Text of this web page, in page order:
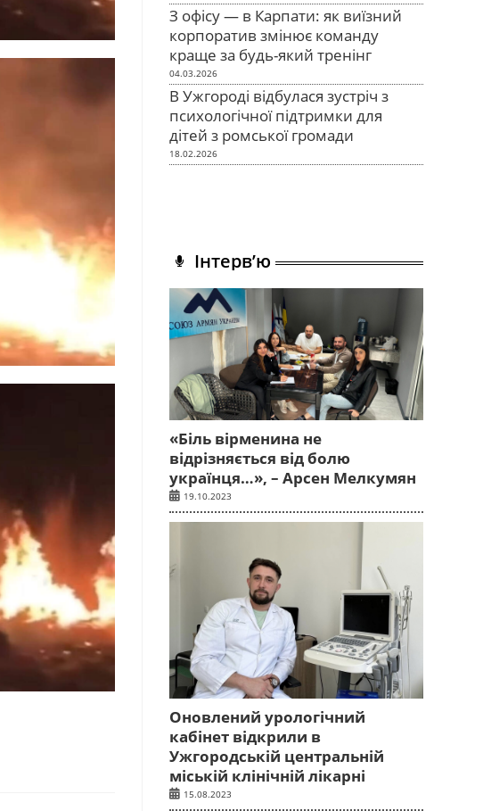
З офісу — в Карпати: як виїзний
корпоратив змінює команду
краще за будь-який тренінг
04.03.2026
В Ужгороді відбулася зустріч з
психологічної підтримки для
дітей з ромської громади
18.02.2026
Інтерв’ю
«Біль вірменина не
відрізняється від болю
українця…», – Арсен Мелкумян
19.10.2023
Оновлений урологічний
кабінет відкрили в
Ужгородській центральній
міській клінічній лікарні
15.08.2023